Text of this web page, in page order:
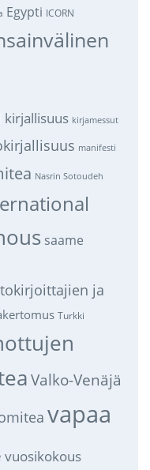
Egypti ICORN
kirjallisuus kirjamessut
manifesti
Nasrin Sotoudeh
saame
ja
Turkki
Valko-Venäjä
vapaa
vuosikokous